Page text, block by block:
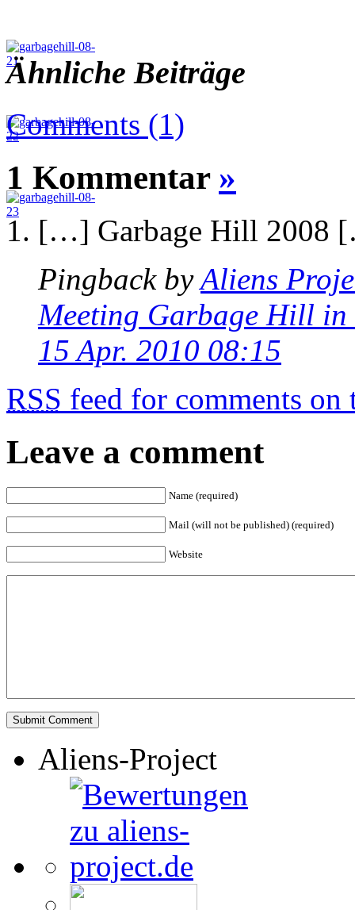
Ähnliche Beiträge
Comments (1)
1 Kommentar »
[…] Garbage Hill 2008
Pingback byAliens
Meeting Garbage Hill in
15 Apr. 2010 08:15
RSS feed for comments on
Leave a comment
Name (required)
Mail (will not be published) (required)
Website
Aliens-Project